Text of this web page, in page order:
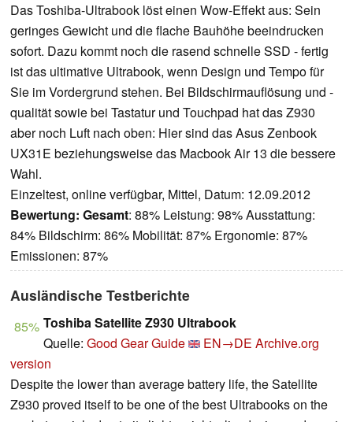
Das Toshiba-Ultrabook löst einen Wow-Effekt aus: Sein
geringes Gewicht und die flache Bauhöhe beeindrucken
sofort. Dazu kommt noch die rasend schnelle SSD - fertig
ist das ultimative Ultrabook, wenn Design und Tempo für
Sie im Vordergrund stehen. Bei Bildschirmauflösung und -
qualität sowie bei Tastatur und Touchpad hat das Z930
aber noch Luft nach oben: Hier sind das Asus Zenbook
UX31E beziehungsweise das Macbook Air 13 die bessere
Wahl.
Einzeltest, online verfügbar, Mittel, Datum: 12.09.2012
Bewertung: Gesamt: 88% Leistung: 98% Ausstattung:
84% Bildschirm: 86% Mobilität: 87% Ergonomie: 87%
Emissionen: 87%
Ausländische Testberichte
85% Toshiba Satellite Z930 Ultrabook
Quelle: Good Gear Guide EN→DE Archive.org
version
Despite the lower than average battery life, the Satellite
Z930 proved itself to be one of the best Ultrabooks on the